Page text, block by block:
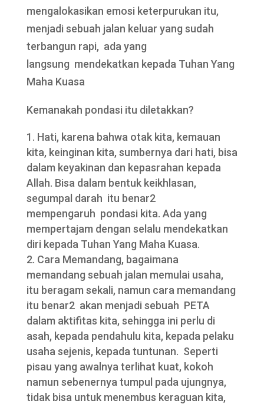
mengalokasikan emosi keterpurukan itu,
menjadi sebuah jalan keluar yang sudah
terbangun rapi, ada yang
langsung mendekatkan kepada Tuhan Yang
Maha Kuasa
Kemanakah pondasi itu diletakkan?
Hati, karena bahwa otak kita, kemauan
kita, keinginan kita, sumbernya dari hati, bisa
dalam keyakinan dan kepasrahan kepada
Allah. Bisa dalam bentuk keikhlasan,
segumpal darah itu benar2
mempengaruh pondasi kita. Ada yang
mempertajam dengan selalu mendekatkan
diri kepada Tuhan Yang Maha Kuasa.
Cara Memandang, bagaimana
memandang sebuah jalan memulai usaha,
itu beragam sekali, namun cara memandang
itu benar2 akan menjadi sebuah PETA
dalam aktifitas kita, sehingga ini perlu di
asah, kepada pendahulu kita, kepada pelaku
usaha sejenis, kepada tuntunan. Seperti
pisau yang awalnya terlihat kuat, kokoh
namun sebenernya tumpul pada ujungnya,
tidak bisa untuk menembus keraguan kita,